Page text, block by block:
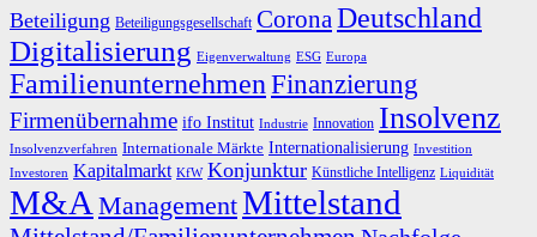
Beteiligung Beteiligungsgesellschaft CoronaDeutschland
Digitalisierung Eigenverwaltung ESG Europa
Familienunternehmen Finanzierung
Firmenübernahme ifo Institut Industrie Innovation Insolvenz
Insolvenzverfahren Internationale Märkte Internationalisierung Investition
Investoren Kapitalmarkt KfW Konjunktur Künstliche Intelligenz Liquidität
M&A ManagementMittelstand